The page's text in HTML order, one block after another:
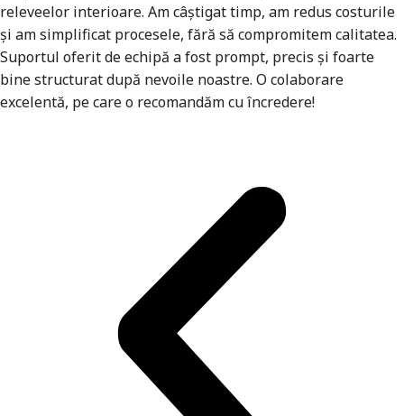
releveelor interioare. Am câștigat timp, am redus costurile
și am simplificat procesele, fără să compromitem calitatea.
Suportul oferit de echipă a fost prompt, precis și foarte
bine structurat după nevoile noastre. O colaborare
excelentă, pe care o recomandăm cu încredere!